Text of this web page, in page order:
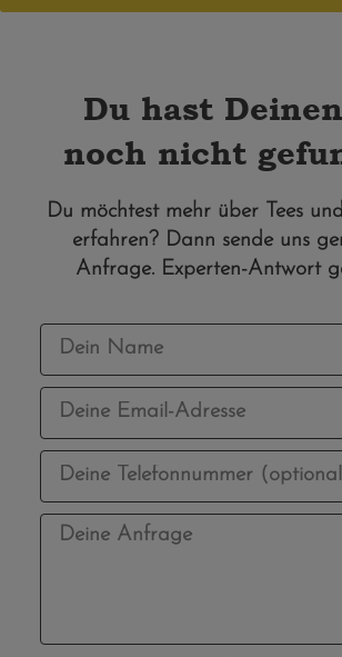
Du hast
noch nicht
Du möchtest mehr über Tees
erfahren? Dann sende uns
Anfrage. Experten-Antwort